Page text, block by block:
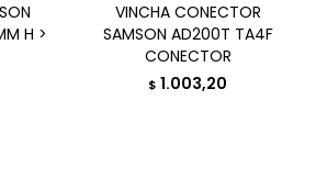
H >
VINCHA CONECTOR
SAMSON AD200T TA4F
CONECTOR
$ 1.003,20